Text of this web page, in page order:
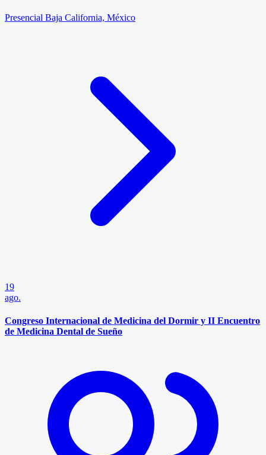
Presencial Baja California, México
19
ago.
Congreso Internacional de Medicina del Dormir y II Encuentro
de Medicina Dental de Sueño